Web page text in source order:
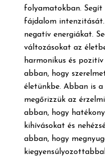
folyamatokban. Segít
fájdalom
negatív energiákat.
változásokat az
harmonikus és
abban, hogy
életünkbe. Abban is a
megőrizzük az
abban, hogy
kihívásokat és
abban, hogy